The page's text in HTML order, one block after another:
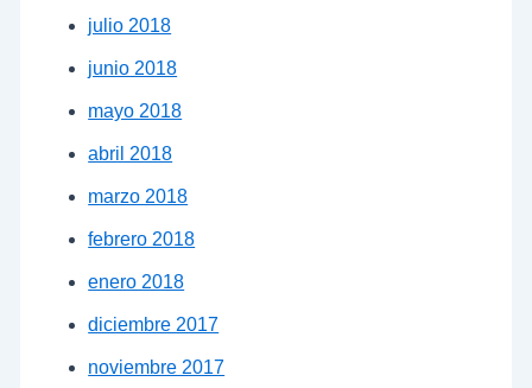
julio 2018
junio 2018
mayo 2018
abril 2018
marzo 2018
febrero 2018
enero 2018
diciembre 2017
noviembre 2017